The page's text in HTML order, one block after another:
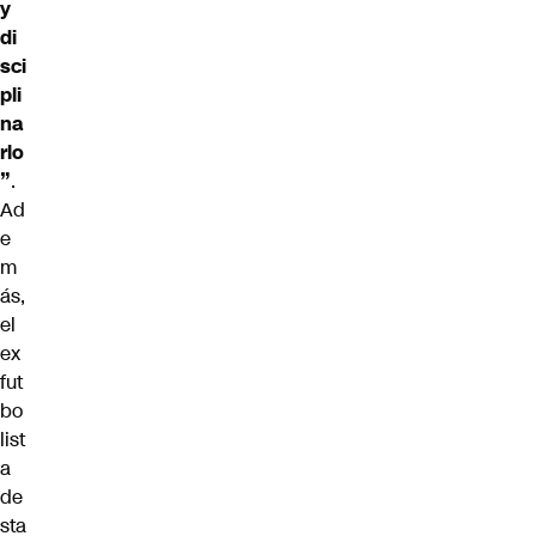
y
di
sci
pli
na
rlo
”.
Ad
e
m
ás,
el
ex
fut
bo
list
a
de
sta